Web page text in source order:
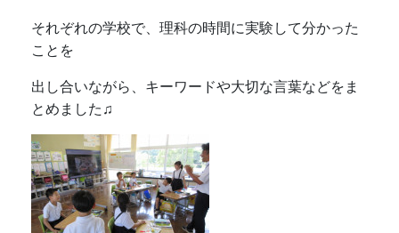
それぞれの学校で、理科の時間に実験して分かった
ことを
出し合いながら、キーワードや大切な言葉などをま
とめました♫